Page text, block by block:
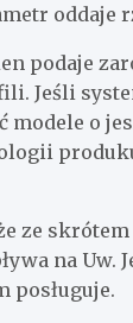
oddaje
podaje
Jeśli
modele o
ze
na Uw.
posługuje.